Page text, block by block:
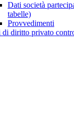
Dati società
tabelle)
Provvedimenti
di diritto privato